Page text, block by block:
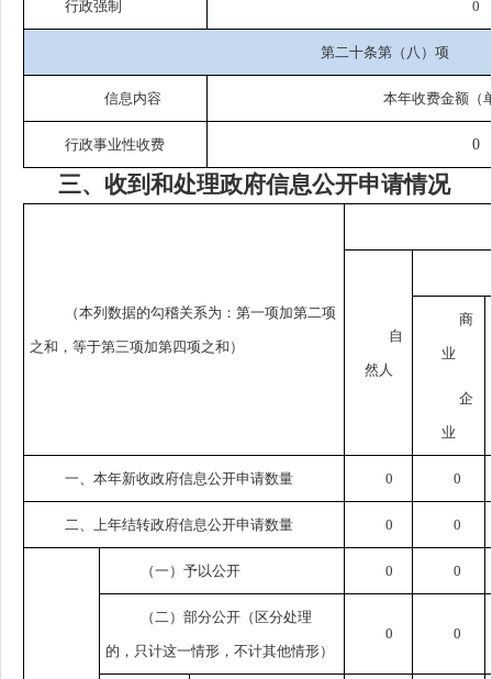
行政强制 0
第二十条第（八）项
信息内容 本年收费金额（
行政事业性收费 0
三、收到和处理政府信息公开申请情况
（本列数据的勾稽关系为：第一项加第二项
之和，等于第三项加第四项之和）
自
然人
商
业
企
业
一、本年新收政府信息公开申请数量 0 0
二、上年结转政府信息公开申请数量 0 0
（一）予以公开 0 0
（二）部分公开 （区分处理
的，只计这一情形，不计其他情形）
0 0